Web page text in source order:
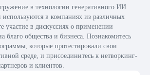
в технологии генеративного ИИ.
используются в компаниях из различных
участие в дискуссиях о применении
благо общества и бизнеса. Познакомитесь
которые протестировали свои
среде, и присоединитесь к нетворкинг-
и клиентов.